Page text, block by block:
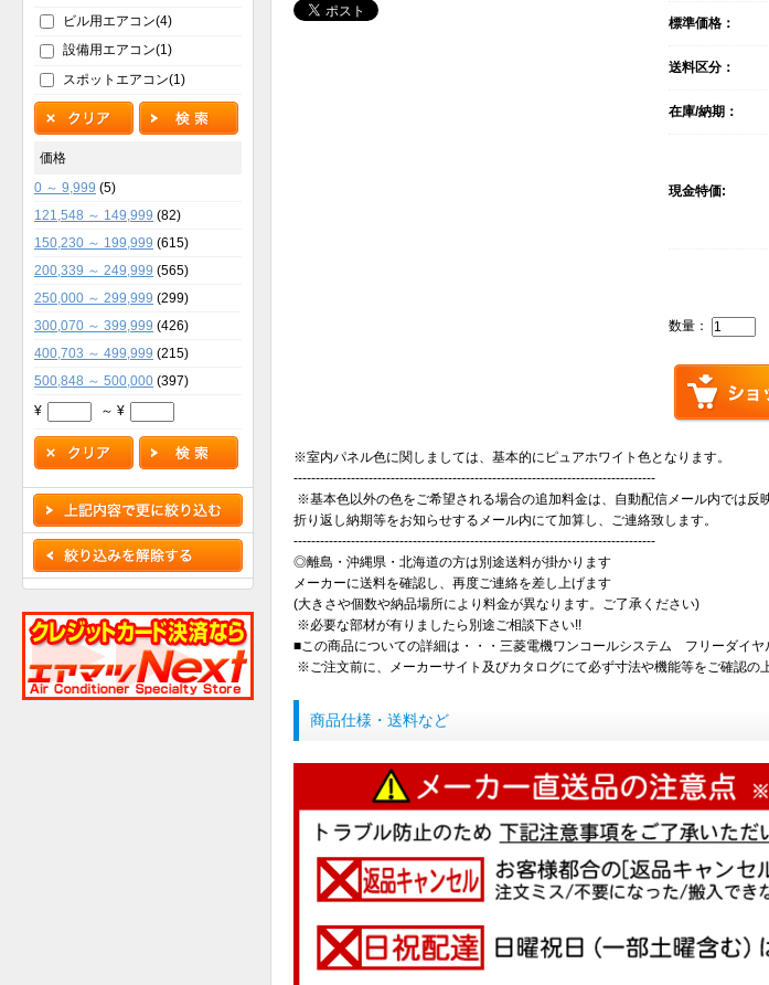
標準価格：
送料区分：
在庫/納期：
現金特価:
数量：
※室内パネル色に関しましては、基本的にピュアホワイト色となります。
----------------------------------------------------------------------------------
※基本色以外の色をご希望される場合の追加料金は、自動配信メール内では反
折り返し納期等をお知らせするメール内にて加算し、ご連絡致します。
----------------------------------------------------------------------------------
◎離島・沖縄県・北海道の方は別途送料が掛かります
メーカーに送料を確認し、再度ご連絡を差し上げます
(大きさや個数や納品場所により料金が異なります。ご了承ください)
※必要な部材が有りましたら別途ご相談下さい!!
■この商品についての詳細は・・・三菱電機ワンコールシステム フリーダイ
※ご注文前に、メーカーサイト及びカタログにて必ず寸法や機能等をご確認の
商品仕様・送料など
ビル用エアコン(4)
設備用エアコン(1)
スポットエアコン(1)
価格
0 ～ 9,999 (5)
121,548 ～ 149,999 (82)
150,230 ～ 199,999 (615)
200,339 ～ 249,999 (565)
250,000 ～ 299,999 (299)
300,070 ～ 399,999 (426)
400,703 ～ 499,999 (215)
500,848 ～ 500,000 (397)
¥
～ ¥